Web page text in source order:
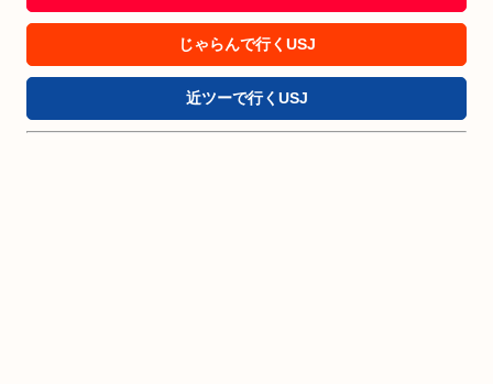
じゃらんで行くUSJ
近ツーで行くUSJ